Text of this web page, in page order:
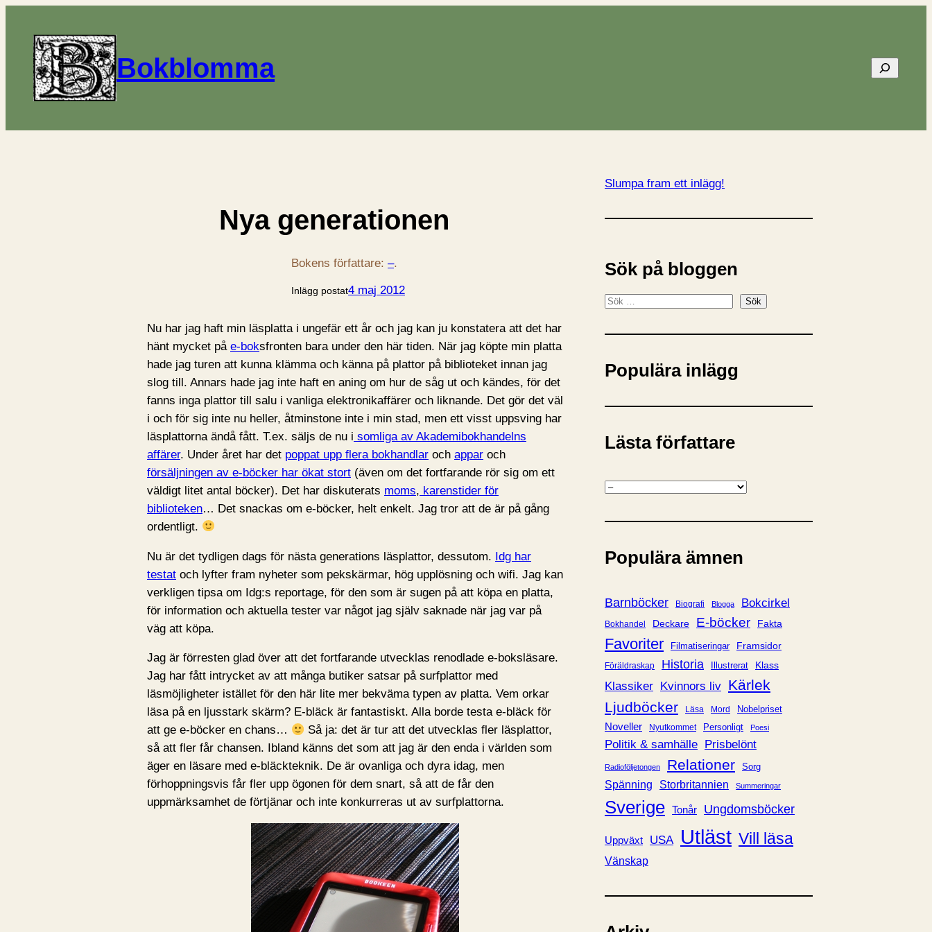
Bokblomma Sök
Nya generationen
Bokens författare: –.
Inlägg postat4 maj 2012
Nu har jag haft min läsplatta i ungefär ett år och jag kan ju konstatera att det har
hänt mycket på e-boksfronten bara under den här tiden. När jag köpte min platta
hade jag turen att kunna klämma och känna på plattor på biblioteket innan jag
slog till. Annars hade jag inte haft en aning om hur de såg ut och kändes, för det
fanns inga plattor till salu i vanliga elektronikaffärer och liknande. Det gör det väl
i och för sig inte nu heller, åtminstone inte i min stad, men ett visst uppsving har
läsplattorna ändå fått. T.ex. säljs de nu i somliga av Akademibokhandelns
affärer. Under året har det poppat upp flera bokhandlar och appar och
försäljningen av e-böcker har ökat stort (även om det fortfarande rör sig om ett
väldigt litet antal böcker). Det har diskuterats moms, karenstider för
biblioteken… Det snackas om e-böcker, helt enkelt. Jag tror att de är på gång
ordentligt.
Nu är det tydligen dags för nästa generations läsplattor, dessutom. Idg har
testat och lyfter fram nyheter som pekskärmar, hög upplösning och wifi. Jag kan
verkligen tipsa om Idg:s reportage, för den som är sugen på att köpa en platta,
för information och aktuella tester var något jag själv saknade när jag var på
väg att köpa.
Jag är förresten glad över att det fortfarande utvecklas renodlade e-boksläsare.
Jag har fått intrycket av att många butiker satsar på surfplattor med
läsmöjligheter istället för den här lite mer bekväma typen av platta. Vem orkar
läsa på en ljusstark skärm? E-bläck är fantastiskt. Alla borde testa e-bläck för
att ge e-böcker en chans…
Så ja: det är tur att det utvecklas fler läsplattor,
så att fler får chansen. Ibland känns det som att jag är den enda i världen som
äger en läsare med e-bläckteknik. De är ovanliga och dyra idag, men
förhoppningsvis får fler upp ögonen för dem snart, så att de får den
uppmärksamhet de förtjänar och inte konkurreras ut av surfplattorna.
Slumpa fram ett inlägg!
Sök på bloggen
S
k
Sök
Populära inlägg
Lästa författare
K
t
g
i
e
r
Populära ämnen
Barnböcker Biografi Blogga Bokcirkel
Bokhandel Deckare E-böcker Fakta
Favoriter Filmatiseringar Framsidor
Föräldraskap Historia Illustrerat Klass
Klassiker Kvinnors liv Kärlek
Ljudböcker
Läsa Mord Nobelpriset
Noveller Nyutkommet Personligt Poesi
Politik & samhälle Prisbelönt
Radioföljetongen Relationer Sorg
Spänning Storbritannien Summeringar
Sverige Tonår Ungdomsböcker
Uppväxt USA Utläst Vill läsa
Vänskap